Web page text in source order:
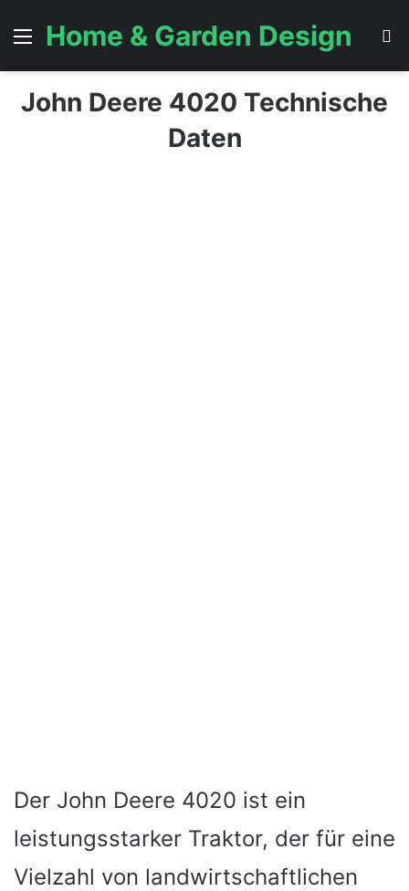
Menü
Home & Garden Design
John Deere 4020 Technische
Daten
Der John Deere 4020 ist ein
leistungsstarker Traktor, der für eine
Vielzahl von landwirtschaftlichen